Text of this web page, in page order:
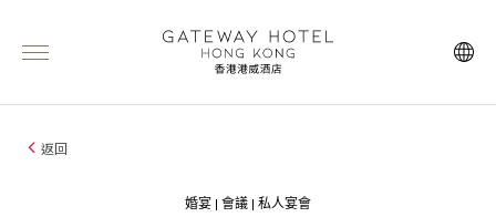
返回
婚宴 | 會議 | 私人宴會